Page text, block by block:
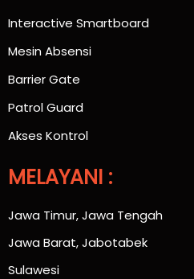
Interactive Smartboard
Mesin Absensi
Barrier Gate
Patrol Guard
Akses Kontrol
MELAYANI :
Jawa Timur, Jawa Tengah
Jawa Barat, Jabotabek
Sulawesi